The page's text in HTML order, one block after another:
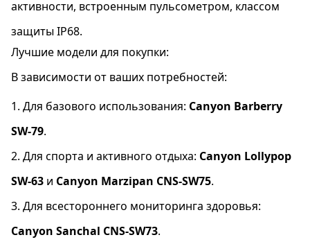
активности, встроенным пульсометром, классом
защиты IP68.
Лучшие модели для покупки:
В зависимости от ваших потребностей:
Для базового использования: Canyon Barberry
SW-79.
Для спорта и активного отдыха: Canyon Lollypop
SW-63 и Canyon Marzipan CNS-SW75.
Для всестороннего мониторинга здоровья:
Canyon Sanchal CNS-SW73.